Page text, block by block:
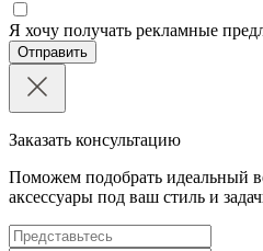
Я хочу получать рекламные
Отправить
Заказать консультацию
Поможем подобрать идеальный
аксессуары под ваш стиль и